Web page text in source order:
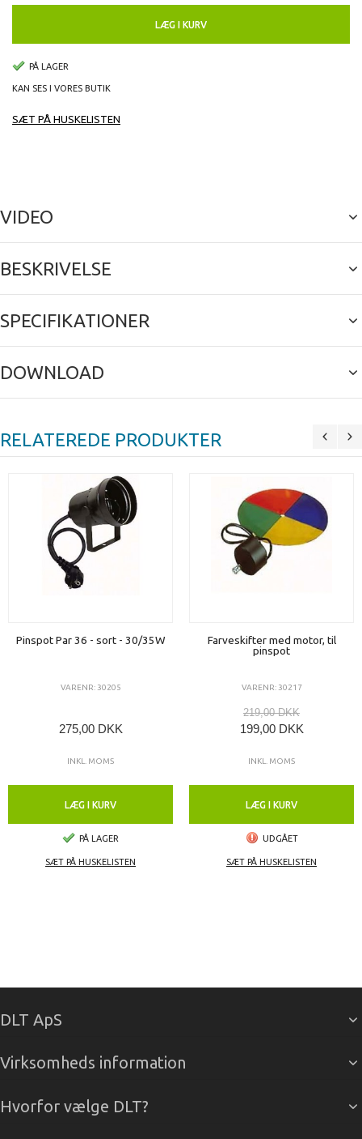
LÆG I KURV
PÅ LAGER
KAN SES I VORES BUTIK
SÆT PÅ HUSKELISTEN
VIDEO
BESKRIVELSE
SPECIFIKATIONER
DOWNLOAD
RELATEREDE PRODUKTER
Pinspot Par 36 - sort - 30/35W
VARENR: 30205
275,00 DKK
INKL. MOMS
LÆG I KURV
PÅ LAGER
SÆT PÅ HUSKELISTEN
Farveskifter med motor, til
pinspot
VARENR: 30217
219,00 DKK
199,00 DKK
INKL. MOMS
LÆG I KURV
UDGÅET
SÆT PÅ HUSKELISTEN
DLT ApS
Virksomheds information
Hvorfor vælge DLT?